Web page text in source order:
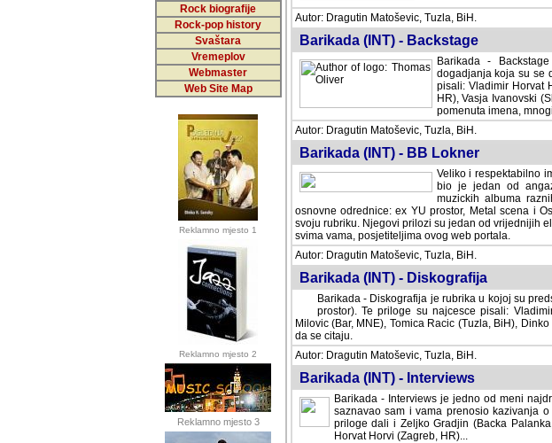
Rock biografije
Rock-pop history
Svaštara
Vremeplov
Webmaster
Web Site Map
Reklamno mjesto 1
Reklamno mjesto 2
Reklamno mjesto 3
Autor: Dragutin Matoševic, Tuzla, BiH.
Barikada (INT) - Backstage
Barikada -
dogadjanja koja su se
pisali: Vladimir Horvat
HR), Vasja Ivanovski
pomenuta imena,
Autor: Dragutin Matoševic, Tuzla, BiH.
Barikada (INT) - BB Lokner
Veliko i respektabilno
bio je jedan od
albuma raznih
odrednice: ex YU prostor, Metal scena i Ostala
Njegovi prilozi su jedan od vrijednijih elemenata
posjetiteljima ovog web portala.
Autor: Dragutin Matoševic, Tuzla, BiH.
Barikada (INT) - Diskografija
Barikada - Diskografija je rubrika u kojoj su
prostor). Te priloge su najcesce pisali: Vladimir
(Bar, MNE), Tomica Racic (Tuzla, BiH), Dinko
citaju.
Autor: Dragutin Matoševic, Tuzla, BiH.
Barikada (INT) - Interviews
Barikada - Interviews je jedno od meni
saznavao sam i vama prenosio kazivanja
priloge dali i Zeljko Gradjin (Backa
Horvat Horvi (Zagreb, HR)...